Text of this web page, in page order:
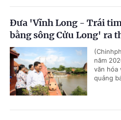
Đưa 'Vĩnh Long - Trái
bằng sông Cửu Long' ra
năm
văn hóa
quảng